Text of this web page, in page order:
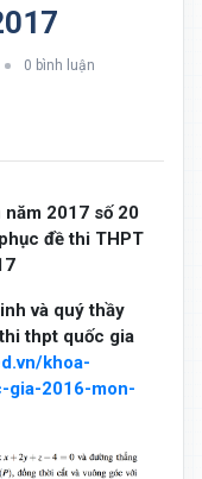
0 bình luận
2017 số 20
đề thi THPT
và quý thầy
thpt quốc gia
khoa-
2016-mon-